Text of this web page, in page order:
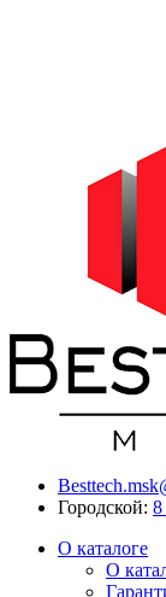
Городской: 8
О каталоге
О